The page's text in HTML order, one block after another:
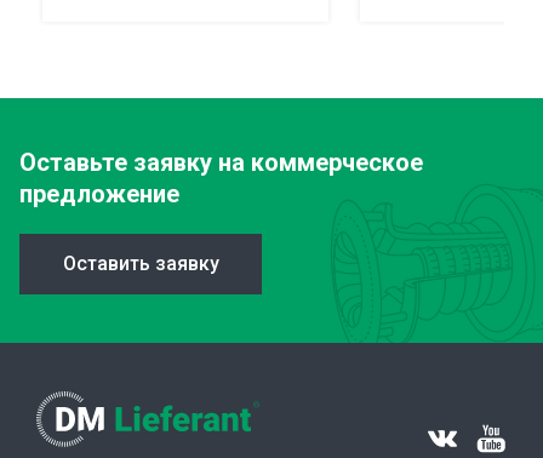
Оставьте заявку на коммерческое
предложение
Оставить заявку